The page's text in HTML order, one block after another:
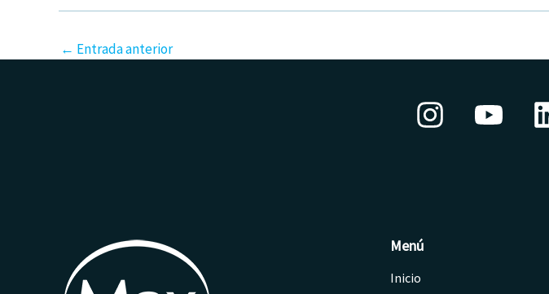
← Entrada anterior
Menú
Inicio